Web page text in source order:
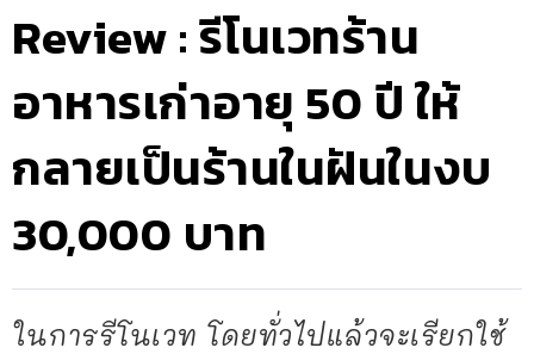
Review : รีโนเวทร้าน
อาหารเก่าอายุ 50 ปี ให้
กลายเป็นร้านในฝันในงบ
30,000 บาท
ในการรีโนเวท โดยทั่วไปแล้วจะเรียกใช้